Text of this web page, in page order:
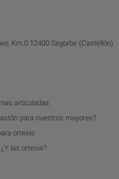
Km.0 12400 Segorbe (Castellón)
articuladas
para nuestros mayores?
ortesis
las ortesis?